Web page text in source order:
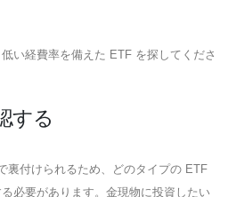
い経費率を備えた ETF を探してくださ
する
裏付けられるため、どのタイプの ETF
必要があります。金現物に投資したい